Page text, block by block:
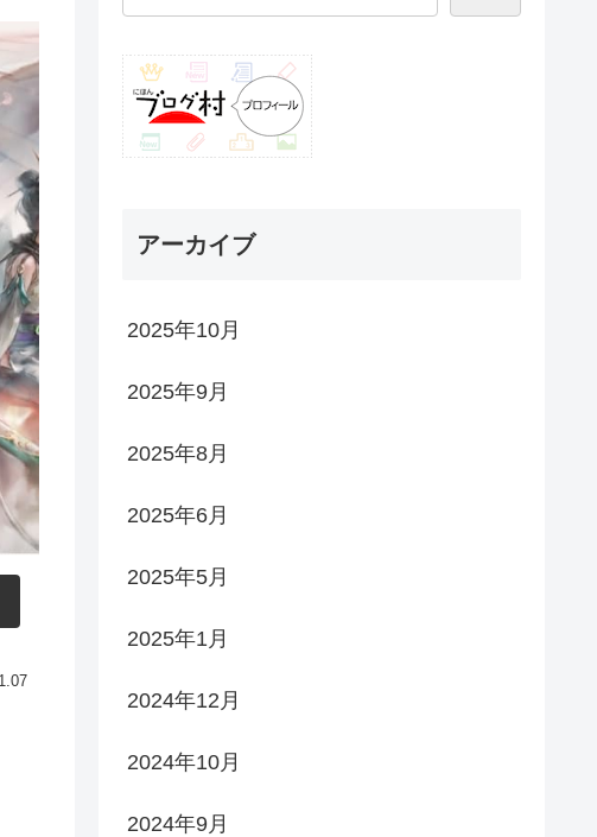
アーカイブ
2025年10月
2025年9月
2025年8月
2025年6月
2025年5月
2025年1月
2024年12月
2024年10月
2024年9月